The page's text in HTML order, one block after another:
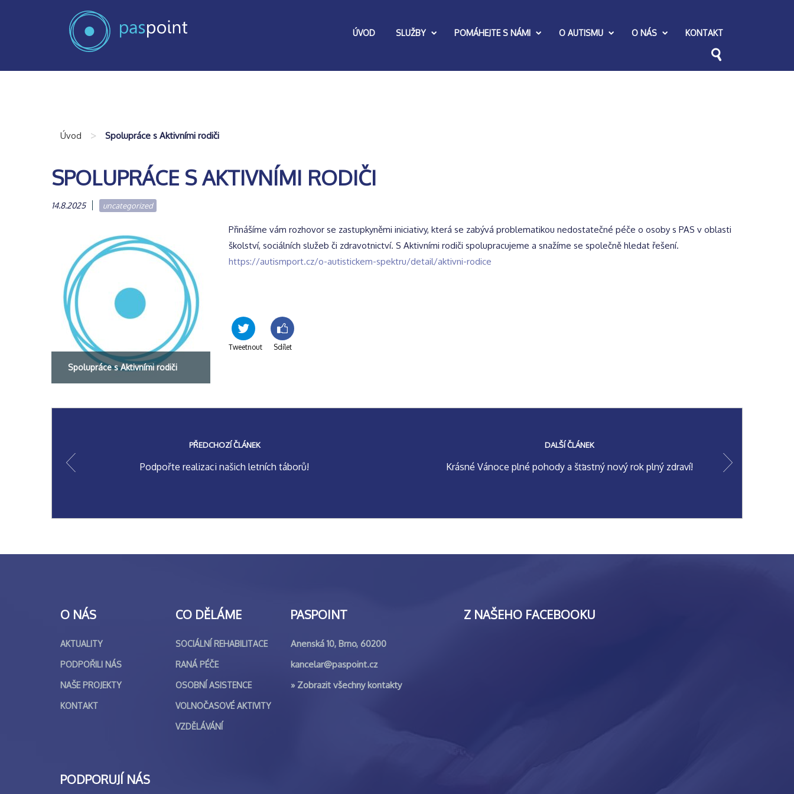
ÚVOD SLUŽBY POMÁHEJTE S NÁMI O AUTISMU O NÁS KONTAKT
Úvod > Spolupráce s Aktivními rodiči
SPOLUPRÁCE S AKTIVNÍMI RODIČI
14.8.2025 uncategorized
Spolupráce s Aktivními rodiči
Přinášíme vám rozhovor se zastupkyněmi iniciativy, která se zabývá problematikou nedostatečné péče o osoby s PAS v oblasti
školství, sociálních služeb či zdravotnictví. S Aktivními rodiči spolupracujeme a snažíme se společně hledat řešení.
https://autismport.cz/o-autistickem-spektru/detail/aktivni-rodice
Tweetnout Sdílet
PŘEDCHOZÍ ČLÁNEK
Podpořte realizaci našich letních táborů!
DALŠÍ ČLÁNEK
Krásné Vánoce plné pohody a šťastný nový rok plný zdraví!
O NÁS
AKTUALITY
PODPOŘILI NÁS
NAŠE PROJEKTY
KONTAKT
CO DĚLÁME
SOCIÁLNÍ REHABILITACE
RANÁ PÉČE
OSOBNÍ ASISTENCE
VOLNOČASOVÉ AKTIVITY
VZDĚLÁVÁNÍ
PASPOINT
Anenská 10, Brno, 60200
kancelar@paspoint.cz
» Zobrazit všechny kontakty
Z NAŠEHO FACEBOOKU
PODPORUJÍ NÁS